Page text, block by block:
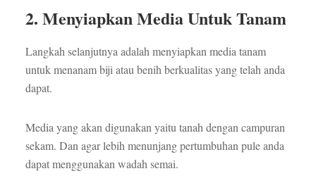
2. Menyiapkan Media Untuk Tanam
Langkah selanjutnya adalah menyiapkan media tanam
untuk menanam biji atau benih berkualitas yang telah anda
dapat.
Media yang akan digunakan yaitu tanah dengan campuran
sekam. Dan agar lebih menunjang pertumbuhan pule anda
dapat menggunakan wadah semai.